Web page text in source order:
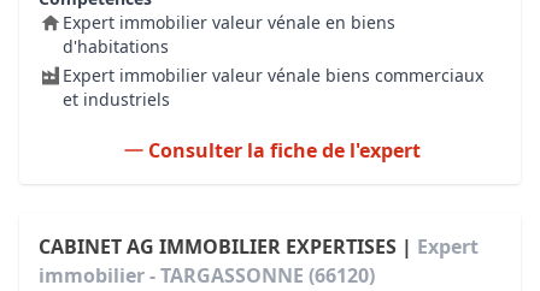
Expert immobilier valeur vénale en biens
d'habitations
Expert immobilier valeur vénale biens commerciaux
et industriels
Consulter la fiche de l'expert
CABINET AG IMMOBILIER EXPERTISES | Expert
immobilier - TARGASSONNE (66120)